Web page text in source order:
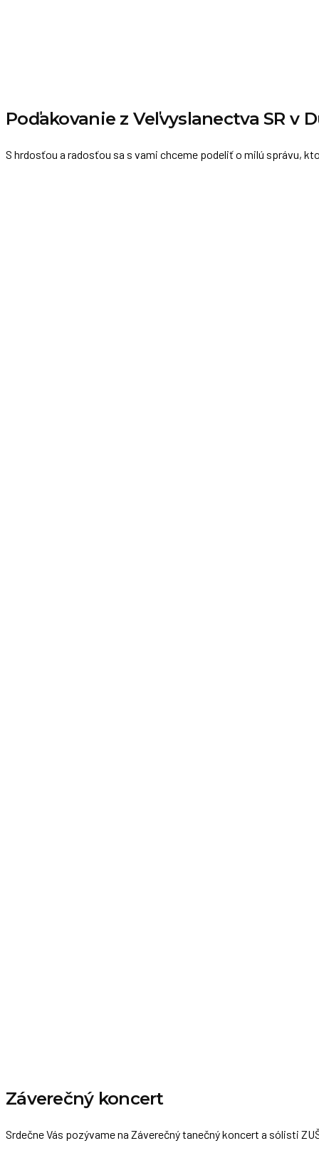
Poďakovanie z Veľvyslanectva SR v
S hrdosťou a radosťou sa s vami chceme podeliť o milú správu,
Záverečný koncert
Srdečne Vás pozývame na Záverečný tanečný koncert a sólisti